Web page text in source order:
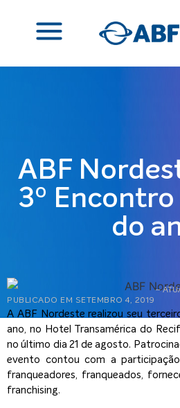
ABF
3º Encontro
do
PUBLICADO EM SETEMBRO 4, 2019
–
A ABF Nordeste realizou seu
ano, no Hotel Transamérica do
no último dia 21 de agosto.
evento contou com a
franqueadores, franqueados,
franchising.